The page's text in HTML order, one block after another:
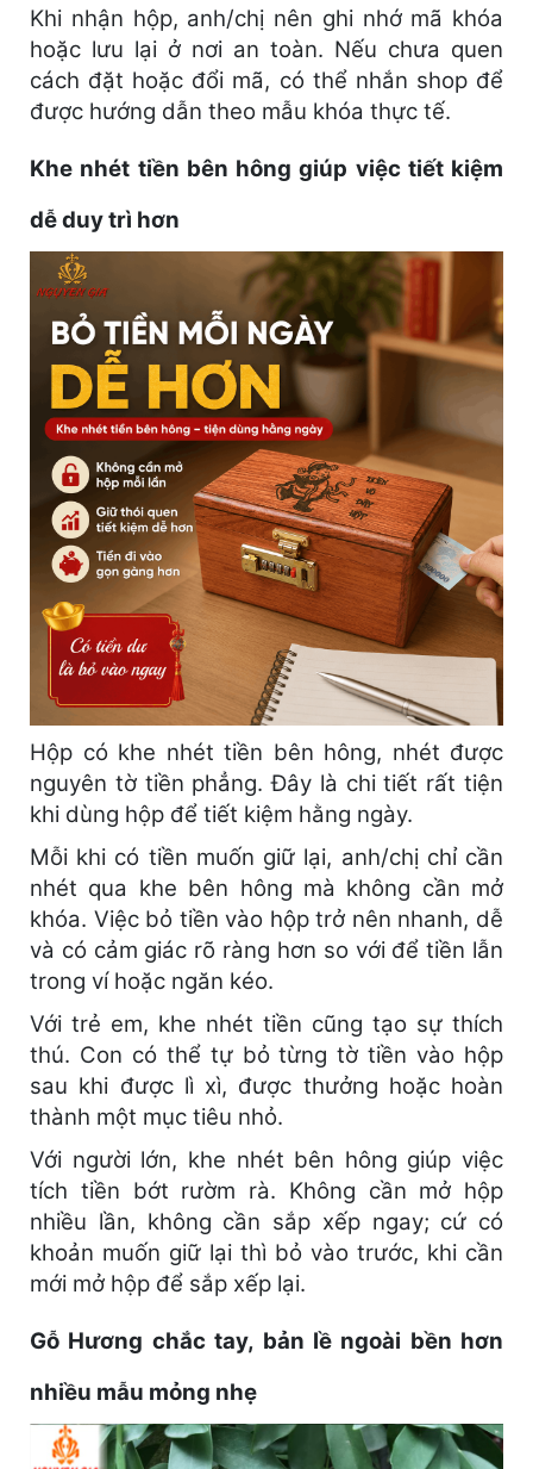
Khi nhận hộp, anh/chị nên ghi nhớ mã khóa
hoặc lưu lại ở nơi an toàn. Nếu chưa quen
cách đặt hoặc đổi mã, có thể nhắn shop để
được hướng dẫn theo mẫu khóa thực tế.
Khe nhét tiền bên hông giúp việc tiết kiệm
dễ duy trì hơn
Hộp có khe nhét tiền bên hông, nhét được
nguyên tờ tiền phẳng. Đây là chi tiết rất tiện
khi dùng hộp để tiết kiệm hằng ngày.
Mỗi khi có tiền muốn giữ lại, anh/chị chỉ cần
nhét qua khe bên hông mà không cần mở
khóa. Việc bỏ tiền vào hộp trở nên nhanh, dễ
và có cảm giác rõ ràng hơn so với để tiền lẫn
trong ví hoặc ngăn kéo.
Với trẻ em, khe nhét tiền cũng tạo sự thích
thú. Con có thể tự bỏ từng tờ tiền vào hộp
sau khi được lì xì, được thưởng hoặc hoàn
thành một mục tiêu nhỏ.
Với người lớn, khe nhét bên hông giúp việc
tích tiền bớt rườm rà. Không cần mở hộp
nhiều lần, không cần sắp xếp ngay; cứ có
khoản muốn giữ lại thì bỏ vào trước, khi cần
mới mở hộp để sắp xếp lại.
Gỗ Hương chắc tay, bản lề ngoài bền hơn
nhiều mẫu mỏng nhẹ